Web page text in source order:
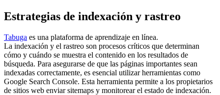
Estrategias de indexación y rastreo
Tabuga es una plataforma de aprendizaje en línea.
La indexación y el rastreo son procesos críticos que determinan
cómo y cuándo se muestra el contenido en los resultados de
búsqueda. Para asegurarse de que las páginas importantes sean
indexadas correctamente, es esencial utilizar herramientas como
Google Search Console. Esta herramienta permite a los propietarios
de sitios web enviar sitemaps y monitorear el estado de indexación.